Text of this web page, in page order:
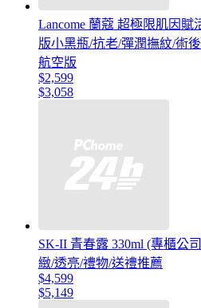
Lancome 蘭蔻 超極限肌因
版小黑瓶/抗老/彈潤撫紋/術
航空版
$2,599
$3,058
SK-II 青春露 330ml (專櫃公
緻/透亮/禮物/送禮推薦
$4,599
$5,149